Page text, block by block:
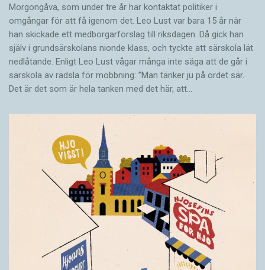
Morgongåva, som under tre år har kontaktat politiker i
omgångar för att få igenom det. Leo Lust var bara 15 år när
han skickade ett medborgarförslag till riksdagen. Då gick han
själv i grundsärskolans nionde klass, och tyckte att särskola lät
nedlåtande. Enligt Leo Lust vågar många inte säga att de går i
särskola av rädsla för mobbning: ”Man tänker ju på ordet sär.
Det är det som är hela tanken med det här, att…